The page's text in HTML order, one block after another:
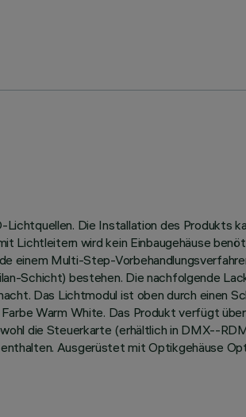
Die Installation des Produkts
Lichtleitern wird kein Einbaugehäuse
einem Multi-Step-
Schicht) bestehen. Die nachfolgende
Das Lichtmodul ist oben durch einen
Warm White. Das Produkt verfügt
die Steuerkarte (erhältlich in DMX--
Ausgerüstet mit Optikgehäuse